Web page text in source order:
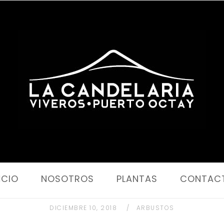
NOSOTROS PLANTAS
DICIEMBRE 10, 2018 ARBUSTOS